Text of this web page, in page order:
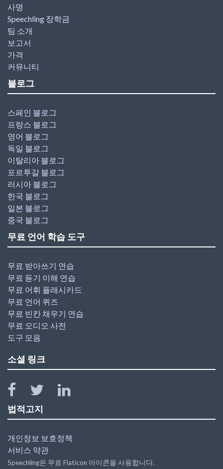
사명
Speechling 장학금
팀 소개
보고서
가격
커뮤니티
블로그
스페인 블로그
프랑스 블로그
영어 블로그
독일 블로그
이탈리아 블로그
포르투갈 블로그
러시아 블로그
한국 블로그
일본 블로그
중국 블로그
무료 언어 학습 도구
무료 받아쓰기 연습
무료 듣기 이해 연습
무료 어휘 플래시카드
무료 언어 퀴즈
무료 빈칸 채우기 연습
무료 오디오 사전
도구 모음
소셜 링크
법적고지
개인정보 보호정책
서비스 약관
Speechling은 무료 Flaticon 아이콘을 사용합니다.